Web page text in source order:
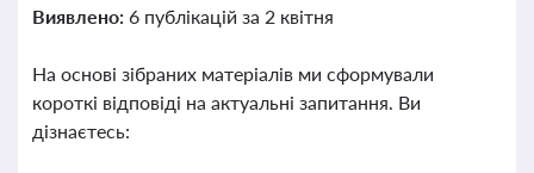
Виявлено: 6 публікацій за 2 квітня
На основі зібраних матеріалів ми сформували
короткі відповіді на актуальні запитання. Ви
дізнаєтесь: